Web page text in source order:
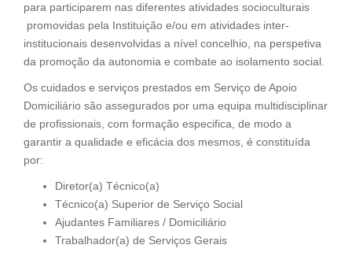
para participarem nas diferentes atividades socioculturais
promovidas pela Instituição e/ou em atividades inter-
institucionais desenvolvidas a nível concelhio, na perspetiva
da promoção da autonomia e combate ao isolamento social.
Os cuidados e serviços prestados em Serviço de Apoio
Domiciliário são assegurados por uma equipa multidisciplinar
de profissionais, com formação especifica, de modo a
garantir a qualidade e eficácia dos mesmos, é constituída
por:
Diretor(a) Técnico(a)
Técnico(a) Superior de Serviço Social
Ajudantes Familiares / Domiciliário
Trabalhador(a) de Serviços Gerais